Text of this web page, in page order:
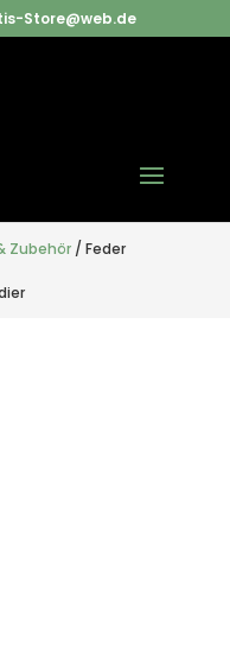
Store@web.de
Zubehör/ Feder